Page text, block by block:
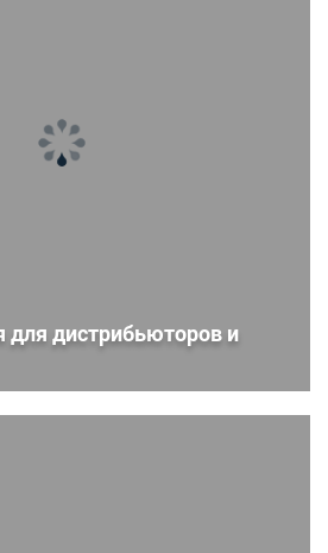
для дистрибьюторов и